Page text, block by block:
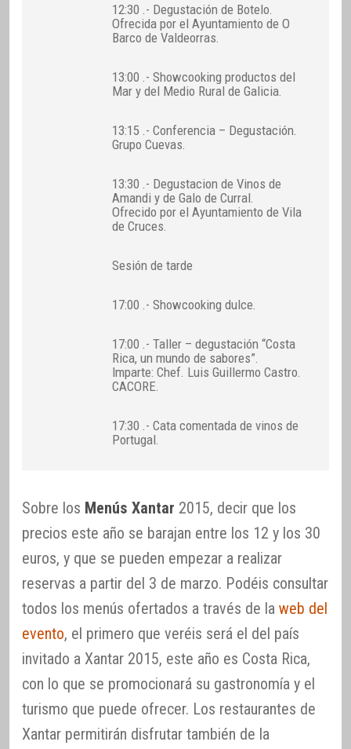
12:30 .- Degustación de Botelo.
Ofrecida por el Ayuntamiento de O
Barco de Valdeorras.
13:00 .- Showcooking productos del
Mar y del Medio Rural de Galicia.
13:15 .- Conferencia – Degustación.
Grupo Cuevas.
13:30 .- Degustacion de Vinos de
Amandi y de Galo de Curral.
Ofrecido por el Ayuntamiento de Vila
de Cruces.
Sesión de tarde
17:00 .- Showcooking dulce.
17:00 .- Taller – degustación “Costa
Rica, un mundo de sabores”.
Imparte: Chef. Luis Guillermo Castro.
CACORE.
17:30 .- Cata comentada de vinos de
Portugal.
Sobre los Menús Xantar 2015, decir que los
precios este año se barajan entre los 12 y los 30
euros, y que se pueden empezar a realizar
reservas a partir del 3 de marzo. Podéis consultar
todos los menús ofertados a través de la web del
evento, el primero que veréis será el del país
invitado a Xantar 2015, este año es Costa Rica,
con lo que se promocionará su gastronomía y el
turismo que puede ofrecer. Los restaurantes de
Xantar permitirán disfrutar también de la